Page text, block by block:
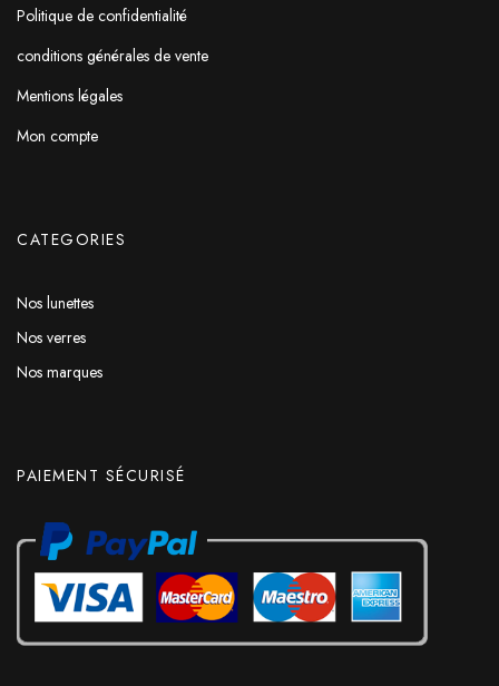
Politique de confidentialité
conditions générales de vente
Mentions légales
Mon compte
CATEGORIES
Nos lunettes
Nos verres
Nos marques
PAIEMENT SÉCURISÉ